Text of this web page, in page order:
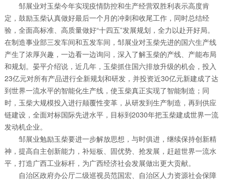
邹展业对玉柴今年实现疫情防控和生产经营双胜利表示高度肯
定，鼓励玉柴认真做好最后一个月的冲刺和收尾工作，同时总结经
验，全面高标准、高质量做好“十四五”发展规划，全力以赴开好局。
在制造事业部三发车间和五发车间，邹展业对玉柴先进的国六生产线
产生了浓厚兴趣，一边看一边询问，深入了解玉柴的产线、产能布局
和规划。晏平介绍说，近几年，玉柴抓住国六排放升级的机会，投入
23亿元对所有产品进行全新规划和研发，并投资近30亿元新建成了达
到世界一流水平的智能化生产线，使玉柴真正实现了智能制造；同
时，玉柴大规模投入进行颠覆性变革，从研发到生产制造，再到供应
链建设，全面对标国际先进水平，目标到2030年把玉柴建成世界一流
发动机企业。
邹展业勉励玉柴要进一步解放思想，与时俱进，继续保持创新精
神，提高自主创新能力，补短板、固优势、抢发展，赶超世界一流水
平，打造广西工业标杆，为广西经济社会发展做出更大贡献。
自治区政府办公厅二级巡视员范国宏、自治区人力资源社会保障